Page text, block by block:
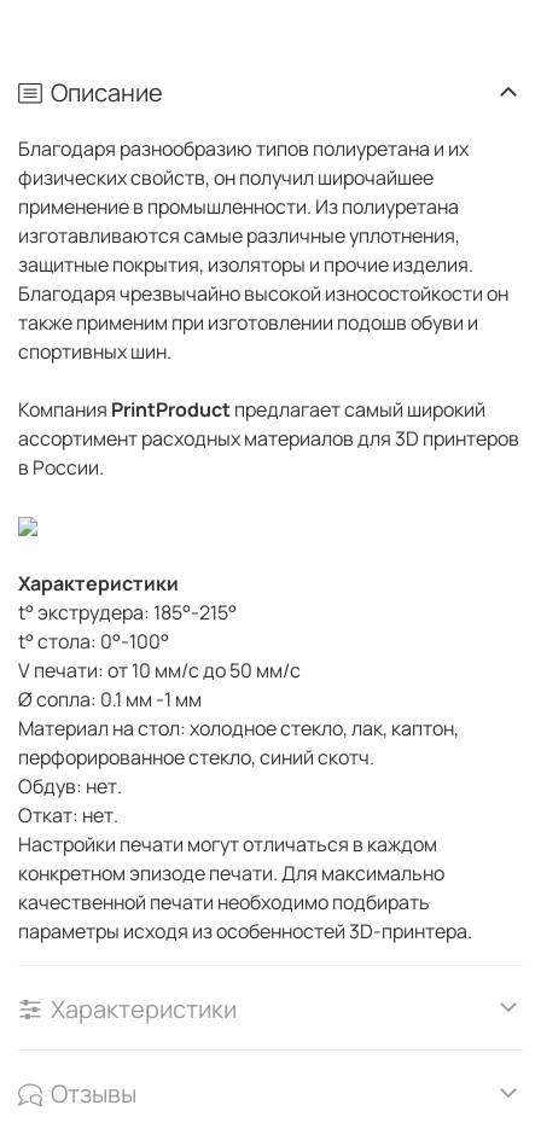
Описание
Благодаря разнообразию типов полиуретана и их
физических свойств, он получил широчайшее
применение в промышленности. Из полиуретана
изготавливаются самые различные уплотнения,
защитные покрытия, изоляторы и прочие изделия.
Благодаря чрезвычайно высокой износостойкости он
также применим при изготовлении подошв обуви и
спортивных шин.
Компания PrintProductпредлагает самый широкий
ассортимент расходных материалов для 3D принтеров
в России.
Характеристики
t° экструдера: 185°-215°
t° стола: 0°-100°
V печати: от 10 мм/с до 50 мм/с
Ø сопла: 0.1 мм -1 мм
Материал на стол: холодное стекло, лак, каптон,
перфорированное стекло, синий скотч.
Обдув: нет.
Откат: нет.
Настройки печати могут отличаться в каждом
конкретном эпизоде печати. Для максимально
качественной печати необходимо подбирать
параметры исходя из особенностей 3D-принтера.
Характеристики
Отзывы